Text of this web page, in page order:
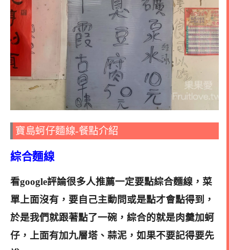
寶島蚵仔麵線-餐點介紹
綜合麵線
看google評論很多人推薦一定要點綜合麵線，菜
單上面沒有，要自己主動問或是點才會點得到，
於是我們就跟著點了一碗，綜合的就是肉羹加蚵
仔，上面有加九層塔、蒜泥，如果不要記得要先